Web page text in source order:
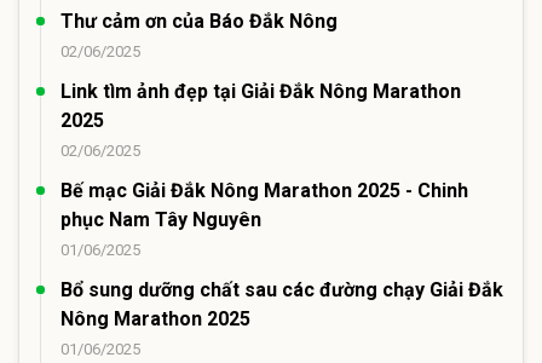
Thư cảm ơn của Báo Đắk Nông
02/06/2025
Link tìm ảnh đẹp tại Giải Đắk Nông Marathon
2025
02/06/2025
Bế mạc Giải Đắk Nông Marathon 2025 - Chinh
phục Nam Tây Nguyên
01/06/2025
Bổ sung dưỡng chất sau các đường chạy Giải Đắk
Nông Marathon 2025
01/06/2025